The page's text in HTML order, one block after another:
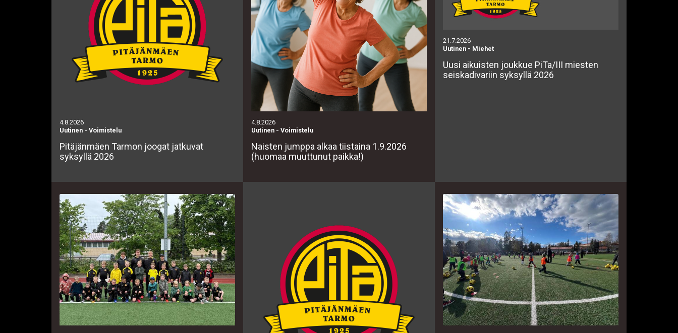
4.8.2026
Uutinen - Voimistelu
Pitäjänmäen Tarmon joogat jatkuvat
syksyllä 2026
4.8.2026
Uutinen - Voimistelu
Naisten jumppa alkaa tiistaina 1.9.2026
(huomaa muuttunut paikka!)
21.7.2026
Uutinen - Miehet
Uusi aikuisten joukkue PiTa/III miesten
seiskadivariin syksyllä 2026